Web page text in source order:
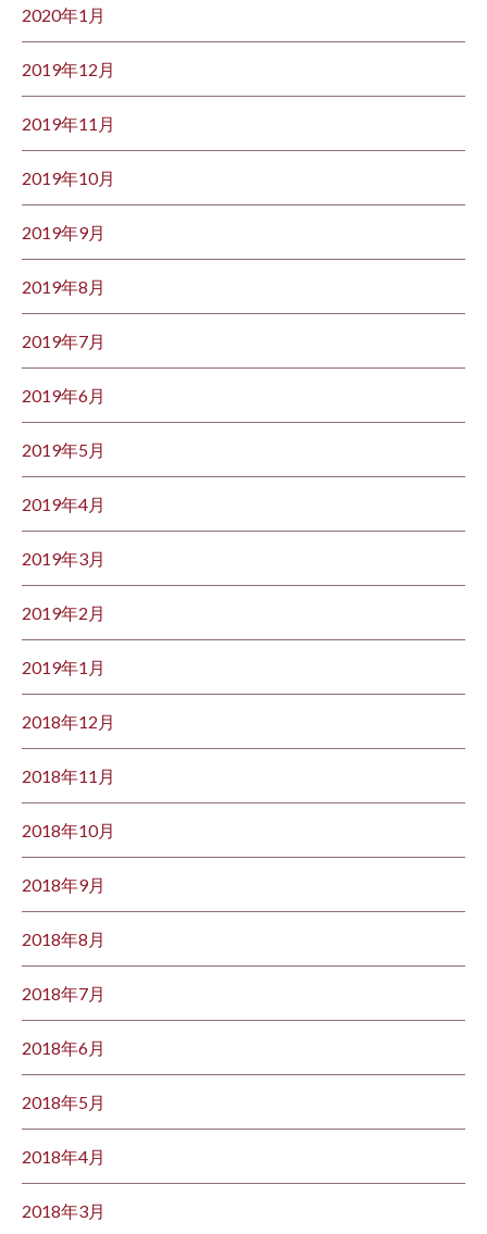
2020年1月
2019年12月
2019年11月
2019年10月
2019年9月
2019年8月
2019年7月
2019年6月
2019年5月
2019年4月
2019年3月
2019年2月
2019年1月
2018年12月
2018年11月
2018年10月
2018年9月
2018年8月
2018年7月
2018年6月
2018年5月
2018年4月
2018年3月